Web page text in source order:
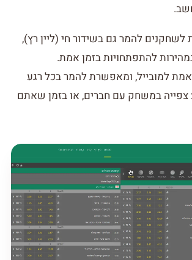
לשחקנים להמר גם בשידור חי (ליין רץ),
להתפתחויות בזמן אמת.
למובייל, ומאפשרת להמר בכל רגע
צפייה במשחק עם חברים, או בזמן שאתם